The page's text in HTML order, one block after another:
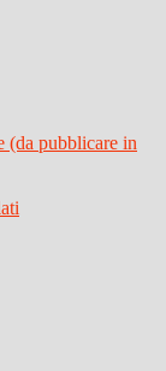
(da pubblicare in